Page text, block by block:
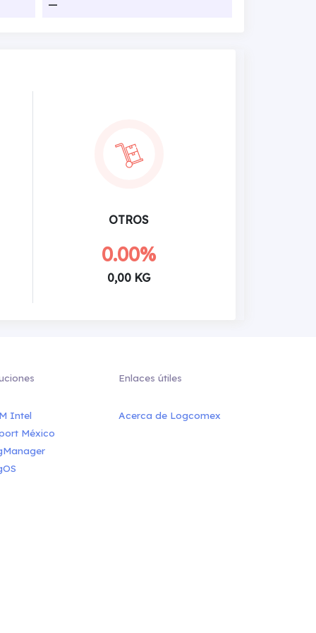
—
OTROS
0.00%
0,00 KG
Intel
México
Enlaces útiles
Acerca de Logcomex